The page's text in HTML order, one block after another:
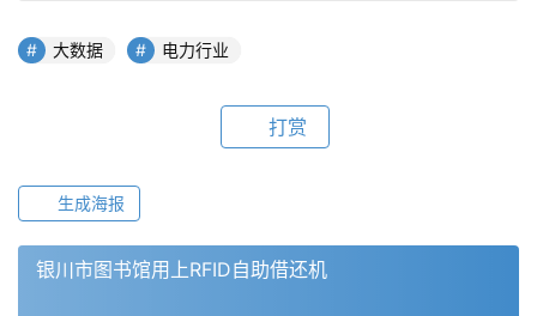
大数据 电力行业
打赏
生成海报
银川市图书馆用上RFID自助借还机